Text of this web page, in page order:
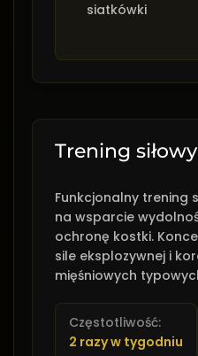
siatkówki
Trening siłowy
Funkcjonalny trening
na wsparcie
ochronę kostki.
sile eksplozywnej i
mięśniowych
Częstotliwość:
2 razy w tygodniu